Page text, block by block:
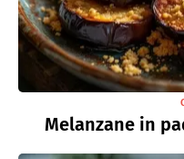
Melanzane in